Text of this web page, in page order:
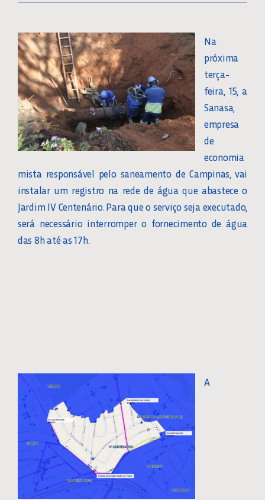
Na
próxima
terça-
feira, 15, a
Sanasa,
empresa
de
economia
mista responsável pelo saneamento de Campinas, vai
instalar um registro na rede de água que abastece o
Jardim IV Centenário. Para que o serviço seja executado,
será necessário interromper o fornecimento de água
das 8h até as 17h.
A